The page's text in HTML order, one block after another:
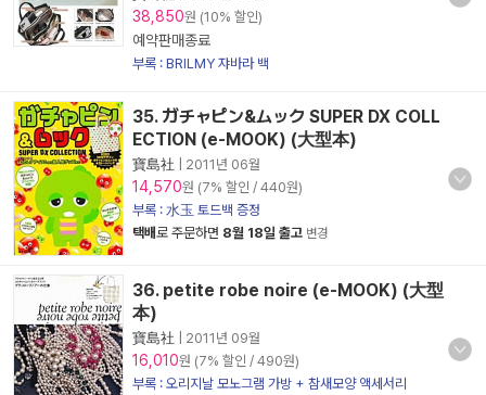
38,850원 (10% 할인)
예약판매종료
부록 : BRILMY 쟈바라 백
35. ガチャピン&ムック SUPER DX COLL
ECTION (e-MOOK) (大型本)
寶島社 2011년 06월
14,570원 (7% 할인 / 440원)
부록 : 水玉 토드백 증정
택배로 주문하면 8월 18일 출고 변경
36. petite robe noire (e-MOOK) (大型
本)
寶島社 2011년 09월
16,010원 (7% 할인 / 490원)
부록 : 오리지날 모노그램 가방 + 참새모양 액세서리